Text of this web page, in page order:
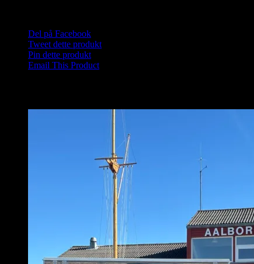
Del på Facebook
Tweet dette produkt
Pin dette produkt
Email This Product